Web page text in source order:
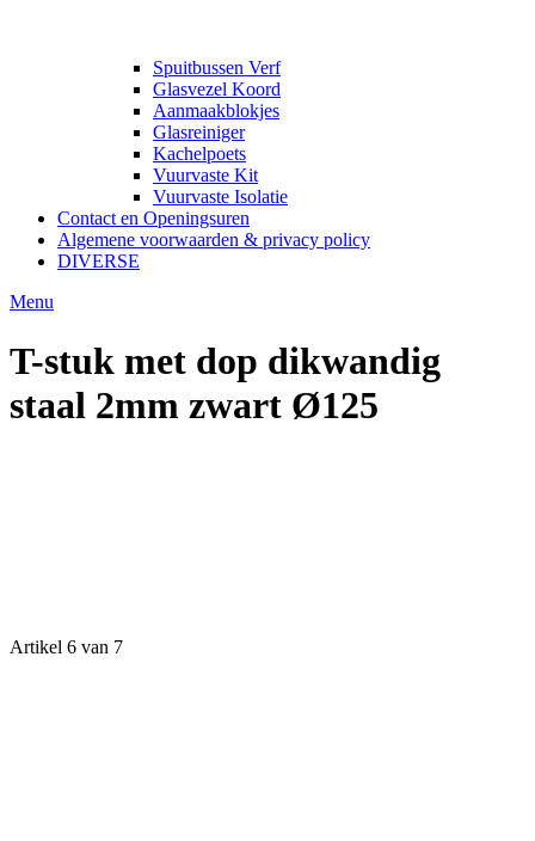
Spuitbussen Verf
Glasvezel Koord
Aanmaakblokjes
Glasreiniger
Kachelpoets
Vuurvaste Kit
Vuurvaste Isolatie
Contact en Openingsuren
Algemene voorwaarden & privacy policy
DIVERSE
Menu
T-stuk met dop dikwandig
staal 2mm zwart Ø125
Artikel 6 van 7